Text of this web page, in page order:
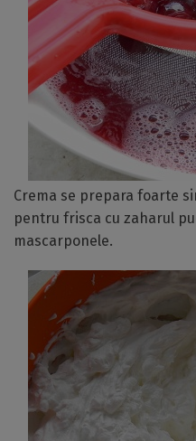
Crema se prepara foarte
pentru frisca cu zaharul
mascarponele.